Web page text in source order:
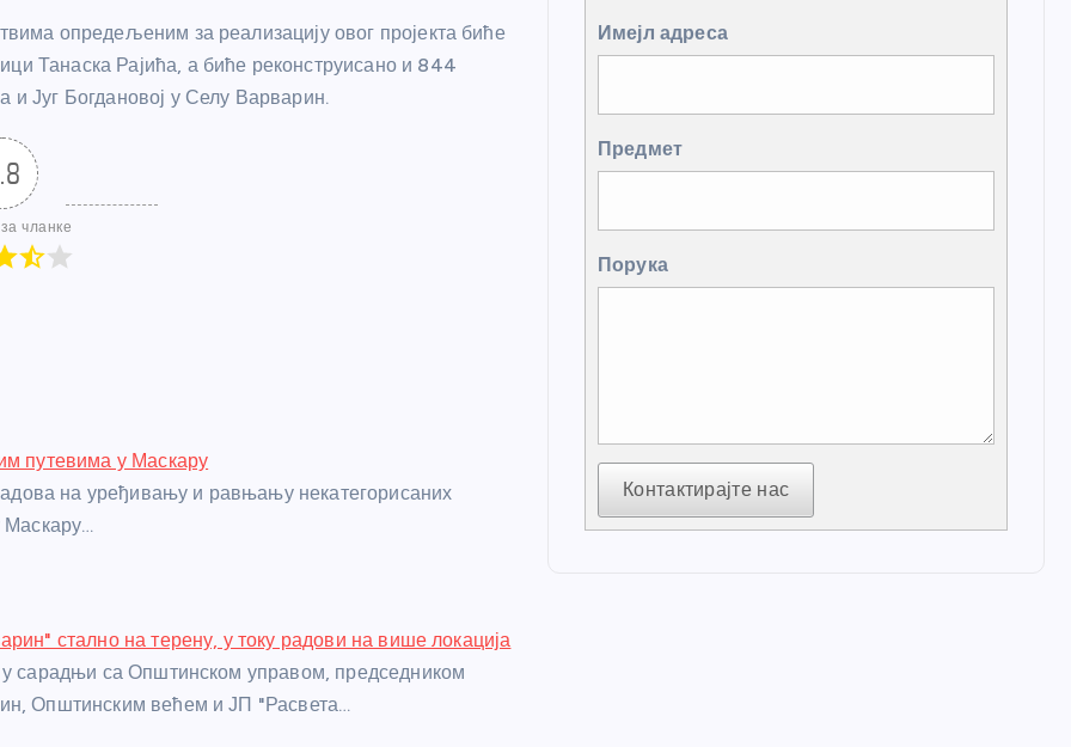
опредељеним за реализацију овог пројекта биће
Танаска Рајића, а биће реконструисано и 844
и Југ Богдановој у Селу Варварин.
чланке
путевима у Маскару
на уређивању и равњању некатегорисаних
Маскару…
стално на терену, у току радови на више локација
сарадњи са Општинском управом, председником
Општинским већем и ЈП "Расвета…
Имејл адреса
Предмет
Порука
Контактирајте нас